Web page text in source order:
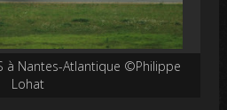
à Nantes-Atlantique ©Philippe
Lohat